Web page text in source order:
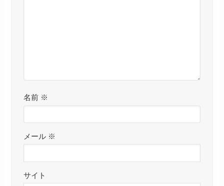
名前 ※
メール ※
サイト